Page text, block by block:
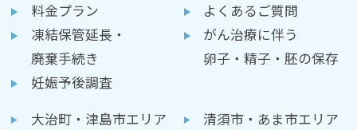
料金プラン
よくあるご質問
凍結保管延長・
廃棄手続き
がん治療に伴う
卵子・精子・胚の保存
妊娠予後調査
大治町・津島市エリア
清須市・あま市エリア